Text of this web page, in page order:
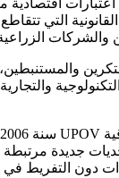
التي تتقاطع
والشركات
مرتبطة
دون التفريط